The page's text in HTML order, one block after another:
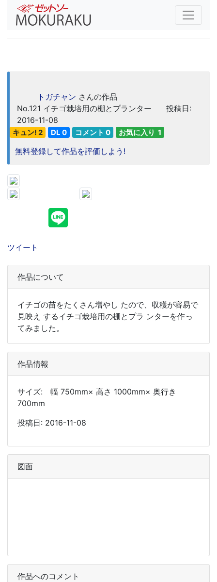
トガチャン さんの作品
No.121 イチゴ栽培用の棚とプランター
投稿日:
2016-11-08
キュン! 2 DL 0 コメント 0 お気に入り 1
無料登録して作品を評価しよう!
ツイート
作品について
イチゴの苗をたくさん増やし たので、収穫が容易で
見映え するイチゴ栽培用の棚とプラ ンターを作っ
てみました。
作品情報
サイズ: 幅 750mm× 高さ 1000mm× 奥行き
700mm
投稿日: 2016-11-08
図面
作品へのコメント